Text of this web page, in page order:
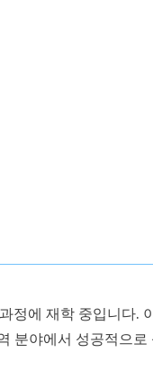
정에 재학 중입니다.
분야에서 성공적으